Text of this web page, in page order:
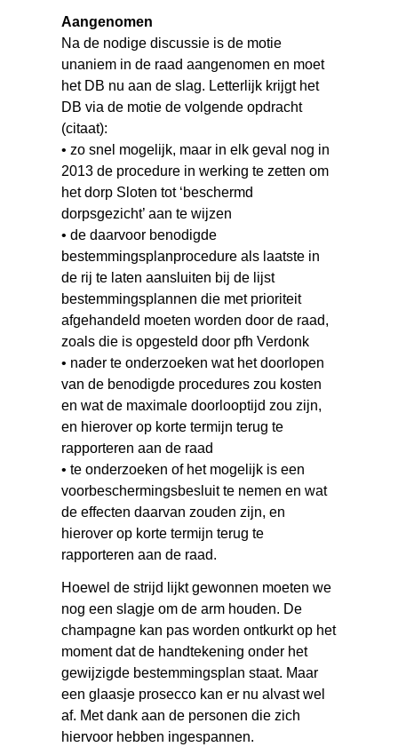
Aangenomen
Na de nodige discussie is de motie
unaniem in de raad aangenomen en moet
het DB nu aan de slag. Letterlijk krijgt het
DB via de motie de volgende opdracht
(citaat):
• zo snel mogelijk, maar in elk geval nog in
2013 de procedure in werking te zetten om
het dorp Sloten tot ‘beschermd
dorpsgezicht’ aan te wijzen
• de daarvoor benodigde
bestemmingsplanprocedure als laatste in
de rij te laten aansluiten bij de lijst
bestemmingsplannen die met prioriteit
afgehandeld moeten worden door de raad,
zoals die is opgesteld door pfh Verdonk
• nader te onderzoeken wat het doorlopen
van de benodigde procedures zou kosten
en wat de maximale doorlooptijd zou zijn,
en hierover op korte termijn terug te
rapporteren aan de raad
• te onderzoeken of het mogelijk is een
voorbeschermingsbesluit te nemen en wat
de effecten daarvan zouden zijn, en
hierover op korte termijn terug te
rapporteren aan de raad.
Hoewel de strijd lijkt gewonnen moeten we
nog een slagje om de arm houden. De
champagne kan pas worden ontkurkt op het
moment dat de handtekening onder het
gewijzigde bestemmingsplan staat. Maar
een glaasje prosecco kan er nu alvast wel
af. Met dank aan de personen die zich
hiervoor hebben ingespannen.